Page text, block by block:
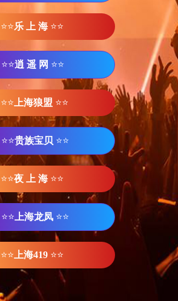
⭐⭐乐 上 海 ⭐⭐
⭐⭐逍 遥 网 ⭐⭐
⭐⭐ 上海狼盟 ⭐⭐
⭐⭐贵族宝贝 ⭐⭐
⭐⭐夜 上 海 ⭐⭐
⭐⭐ 上海龙凤 ⭐⭐
⭐⭐ 上海419 ⭐⭐